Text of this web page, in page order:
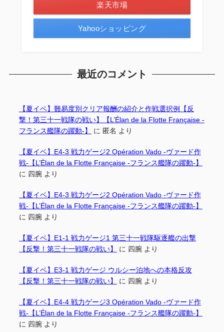
楽天市場
Yahooショッピング
最近のコメント
【夏イベ】難易度別クリア報酬の紹介と作戦選択例【反
撃！第三十一戦隊の戦い】【L’Élan de la Flotte Française -
フランス艦隊の躍動-】
に 匿名 より
【夏イベ】E4-3 戦力ゲージ2 Opération Vado -ヴァード作
戦-【L’Élan de la Flotte Française -フランス艦隊の躍動-】
に 四腕より
【夏イベ】E4-3 戦力ゲージ2 Opération Vado -ヴァード作
戦-【L’Élan de la Flotte Française -フランス艦隊の躍動-】
に 四腕より
【夏イベ】E1-1 戦力ゲージ1 第三十一戦隊駆逐艦の出撃
【反撃！第三十一戦隊の戦い】
に 四腕より
【夏イベ】E3-1 戦力ゲージ ウルシー泊地への本格反攻
【反撃！第三十一戦隊の戦い】
に 四腕より
【夏イベ】E4-4 戦力ゲージ3 Opération Vado -ヴァード作
戦-【L’Élan de la Flotte Française -フランス艦隊の躍動-】
に 四腕より